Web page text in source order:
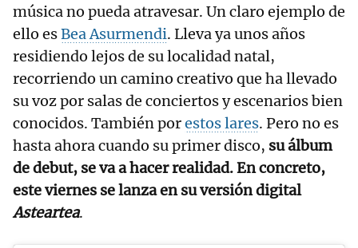
música no pueda atravesar. Un claro ejemplo de
ello esBea Asurmendi. Lleva ya unos años
residiendo lejos de su localidad natal,
recorriendo un camino creativo que ha llevado
su voz por salas de conciertos y escenarios bien
conocidos. También porestos lares. Pero no es
hasta ahora cuando su primer disco, su álbum
de debut, se va a hacer realidad. En concreto,
este viernes se lanza en su versión digital
Asteartea.